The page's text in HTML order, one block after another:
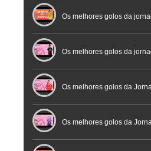
Futsal
Os melhores golos da
Os melhores golos da
Placard
Os melhores golos da
Placard
Os melhores golos da